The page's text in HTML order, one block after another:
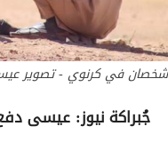
شخصان في كرنوي - تصوير
جُبراكة نيوز: عيسى